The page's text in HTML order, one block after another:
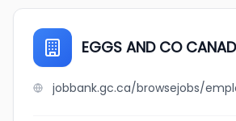
EGGS AND CO